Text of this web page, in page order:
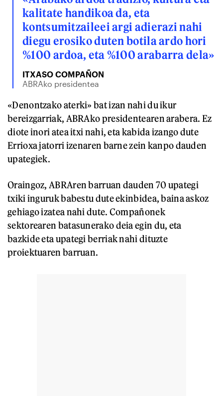
kalitate handikoa da, eta
kontsumitzaileei argi adierazi nahi
diegu erosiko duten botila ardo hori
%100 ardoa, eta %100 arabarra dela»
ITXASO COMPAÑON
ABRAko presidentea
«Denontzako aterki» bat izan nahi du ikur
bereizgarriak, ABRAko presidentearen arabera. Ez
diote inori atea itxi nahi, eta kabida izango dute
Errioxa jatorri izenaren barne zein kanpo dauden
upategiek.
Oraingoz, ABRAren barruan dauden 70 upategi
txiki inguruk babestu dute ekinbidea, baina askoz
gehiago izatea nahi dute. Compañonek
sektorearen batasunerako deia egin du, eta
bazkide eta upategi berriak nahi dituzte
proiektuaren barruan.